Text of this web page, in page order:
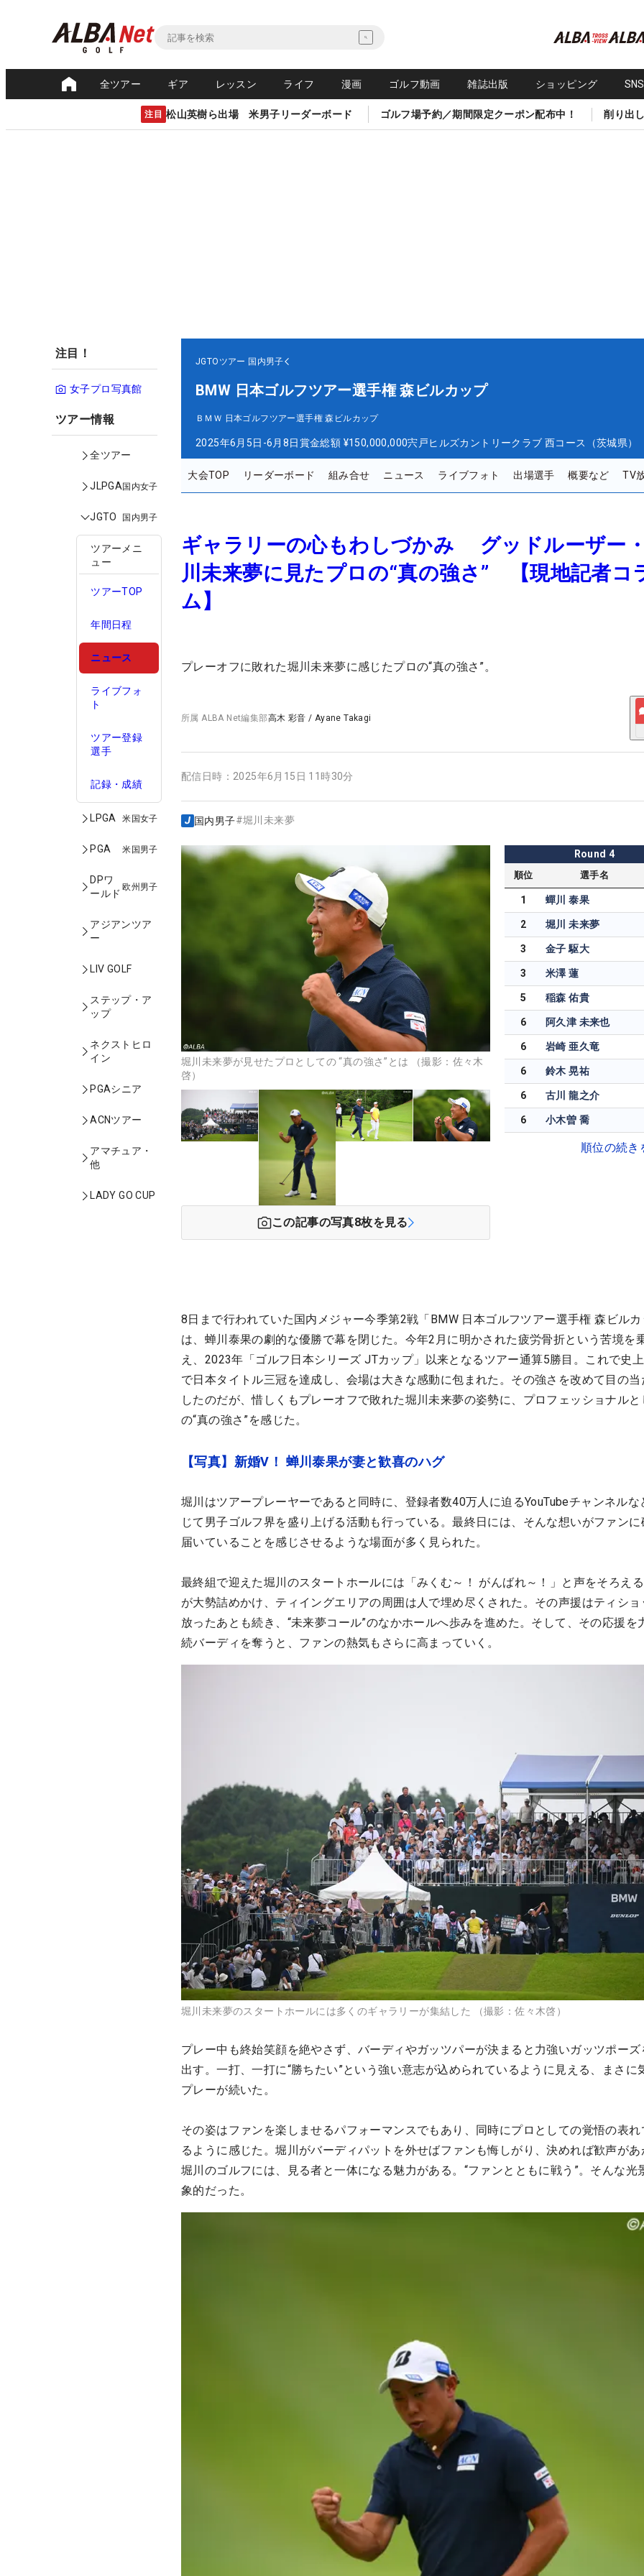
全ツアー ギア レッスン ライフ 漫画 ゴルフ動画 雑誌出版 ショッピング
注目 松山英樹ら出場 米男子リーダーボード ゴルフ場予約／期間限定クーポン配布中！ 削り出
注目！
女子プロ写真館
ツアー情報
全ツアー
JLPGA国内女子
JGTO 国内男子
ツアーメニ
ュー
ツアーTOP
年間日程
ニュース
ライブフォ
ト
ツアー登録
選手
記録・成績
LPGA 米国女子
PGA 米国男子
DPワ
ールド
欧州男子
アジアンツア
ー
LIV GOLF
ステップ・ア
ップ
ネクストヒロ
イン
PGAシニア
ACNツアー
アマチュア・
他
LADY GO CUP
JGTOツアー 国内男子
BMW 日本ゴルフツアー選手権 森ビルカップ
ＢＭＷ 日本ゴルフツアー選手権 森ビルカップ
2025年6月5日-6月8日賞金総額 ¥150,000,000宍戸ヒルズカントリークラブ 西コース（茨城県）
大会TOP リーダーボード 組み合せ ニュース ライブフォト 出場選手 概要など TV
ギャラリーの心もわしづかみ グッドルーザー
川未来夢に見たプロの“真の強さ” 【現地記者コ
ム】
プレーオフに敗れた堀川未来夢に感じたプロの“真の強さ”。
所属ALBA Net編集部高木 彩音 / Ayane Takagi
配信日時： 2025年6月15日 11時30分
国内男子#堀川未来夢
堀川未来夢が見せたプロとしての “真の強さ”とは （撮影：佐々木
啓）
この記事の写真8枚を見る
Round 4
順位 選手名
1 蟬川 泰果
2 堀川 未来夢
3 金子 駆大
3 米澤 蓮
5 稲森 佑貴
6 阿久津 未来也
6 岩崎 亜久竜
6 鈴木 晃祐
6 古川 龍之介
6 小木曽 喬
順位の続き
8日まで行われていた国内メジャー今季第2戦「BMW 日本ゴルフツアー選手権 森ビル
は、蝉川泰果の劇的な優勝で幕を閉じた。今年2月に明かされた疲労骨折という苦境を
え、2023年「ゴルフ日本シリーズ JTカップ」以来となるツアー通算5勝目。これで史
で日本タイトル三冠を達成し、会場は大きな感動に包まれた。その強さを改めて目の当
したのだが、惜しくもプレーオフで敗れた堀川未来夢の姿勢に、プロフェッショナルと
の“真の強さ”を感じた。
【写真】新婚V！ 蝉川泰果が妻と歓喜のハグ
堀川はツアープレーヤーであると同時に、登録者数40万人に迫るYouTubeチャンネルな
じて男子ゴルフ界を盛り上げる活動も行っている。最終日には、そんな想いがファンに
届いていることを感じさせるような場面が多く見られた。
最終組で迎えた堀川のスタートホールには「みくむ～！ がんばれ～！」と声をそろえ
が大勢詰めかけ、ティイングエリアの周囲は人で埋め尽くされた。その声援はティショ
放ったあとも続き、“未来夢コール”のなかホールへ歩みを進めた。そして、その応援を
続バーディを奪うと、ファンの熱気もさらに高まっていく。
堀川未来夢のスタートホールには多くのギャラリーが集結した （撮影：佐々木啓）
プレー中も終始笑顔を絶やさず、バーディやガッツパーが決まると力強いガッツポーズ
出す。一打、一打に“勝ちたい”という強い意志が込められているように見える、まさに
プレーが続いた。
その姿はファンを楽しませるパフォーマンスでもあり、同時にプロとしての覚悟の表れ
るように感じた。堀川がバーディパットを外せばファンも悔しがり、決めれば歓声があ
堀川のゴルフには、見る者と一体になる魅力がある。“ファンとともに戦う”。そんな光
象的だった。